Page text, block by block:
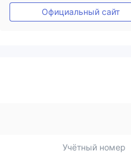
Основной стандарт MT4
Официальный сайт
Учётный номер